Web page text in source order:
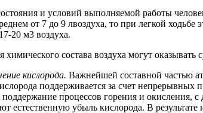
и условий выполняемой работы
от 7 до 9 лвоздуха, то при легкой
20 м3 воздуха.
состава воздуха могут оказывать
кислорода. Важнейшей составной частью
поддерживается за счет
процессов горения и окисления,
естественную убыль кислорода. В